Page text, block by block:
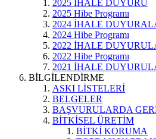
2025 İHALE DUYURU
2025 Hibe Programı
2024 İHALE
2024 Hibe Programı
2022 İHALE
2022 Hibe Programı
2021 İHALE
BİLGİLENDİRME
ASKI LİSTELERİ
BELGELER
BAŞVURULARDA
BİTKİSEL ÜRETİM
BİTKİ KORUMA